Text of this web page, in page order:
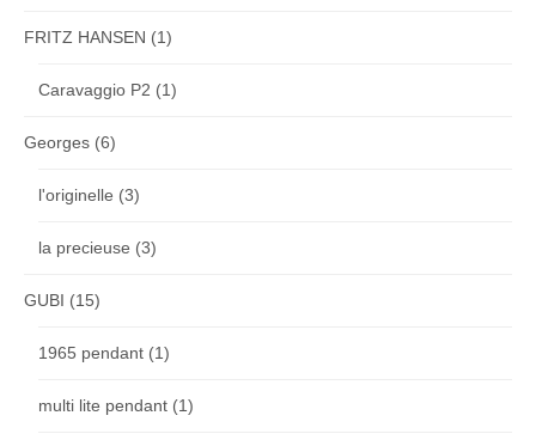
FRITZ HANSEN (1)
Caravaggio P2 (1)
Georges (6)
l'originelle (3)
la precieuse (3)
GUBI (15)
1965 pendant (1)
multi lite pendant (1)